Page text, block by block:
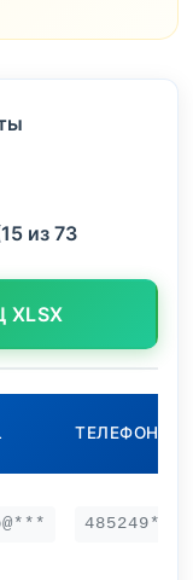
из 73
ТЕЛЕФОН
485249***